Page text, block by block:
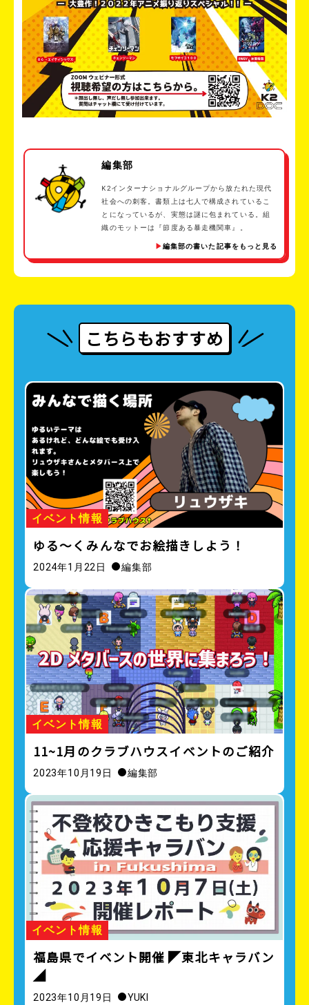
編集部
K2インターナショナルグループから放たれた現代
社会への刺客。書類上は七人で構成されているこ
とになっているが、実態は謎に包まれている。組
織のモットーは『節度ある暴走機関車』。
編集部の書いた記事をもっと見る
こちらもおすすめ
イベント情報
ゆる〜くみんなでお絵描きしよう！
2024年1月22日 編集部
イベント情報
11~1月のクラブハウスイベントのご紹介
2023年10月19日 編集部
イベント情報
福島県でイベント開催 ◤東北キャラバン
◢
2023年10月19日 YUKI